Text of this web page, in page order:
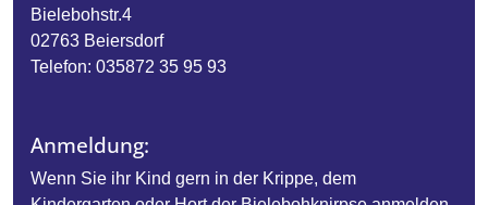
Bielebohstr.4
02763 Beiersdorf
Telefon: 035872 35 95 93
Anmeldung:
Wenn Sie ihr Kind gern in der Krippe, dem